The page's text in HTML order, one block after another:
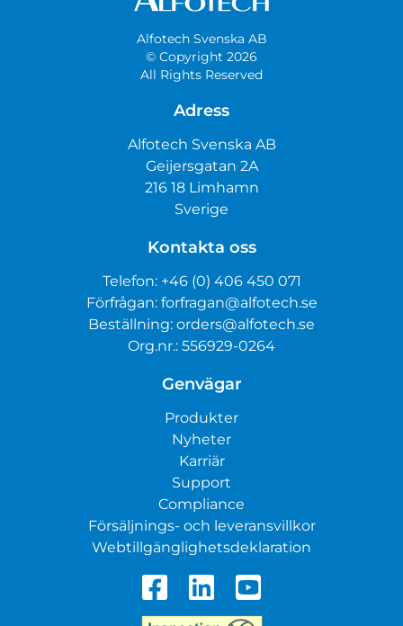
Alfotech Svenska AB
© Copyright 2026
All Rights Reserved
Adress
Alfotech Svenska AB
Geijersgatan 2A
216 18 Limhamn
Sverige
Kontakta oss
Telefon: +46 (0) 406 450 071
Förfrågan: forfragan@alfotech.se
Beställning: orders@alfotech.se
Org.nr.: 556929-0264
Genvägar
Produkter
Nyheter
Karriär
Support
Compliance
Försäljnings- och leveransvillkor
Webtillgänglighetsdeklaration